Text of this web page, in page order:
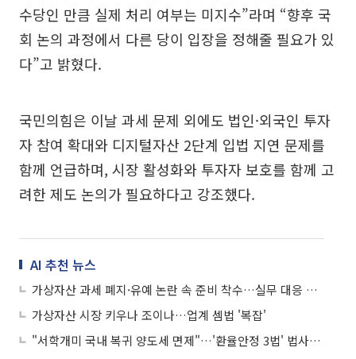
수당인 만큼 실제 처리 여부는 미지수”라며 “향후 국
회 논의 과정에서 다른 당이 입장을 정해줄 필요가 있
다”고 밝혔다.
국민의힘은 이날 과세 문제 외에도 법인·외국인 투자
자 참여 확대와 디지털자산 2단계 입법 지연 문제를
함께 언급하며, 시장 활성화와 투자자 보호를 함께 고
려한 제도 논의가 필요하다고 강조했다.
AI 추천 뉴스
가상자산 과세 폐지·유예 논란 속 준비 착수…실무 대응 본격화
가상자산 시장 키우나 조이나…업계 셈법 '복잡'
"서학개미 국내 복귀 양도세 면제"…'환율안정 3법' 법사위 통과